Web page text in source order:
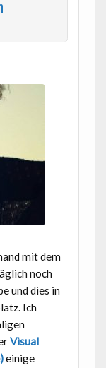
mit dem
noch
und dies in
Ich
Visual
einige